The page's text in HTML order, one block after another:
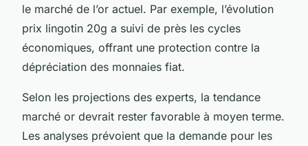
le marché de l’or actuel. Par exemple, l’évolution
prix lingotin 20g a suivi de près les cycles
économiques, offrant une protection contre la
dépréciation des monnaies fiat.
Selon les projections des experts, la tendance
marché or devrait rester favorable à moyen terme.
Les analyses prévoient que la demande pour les